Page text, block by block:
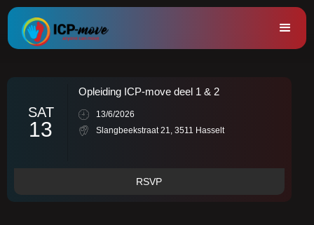
SAT
13
Opleiding ICP-move deel 1 & 2
13/6/2026
Slangbeekstraat 21, 3511 Hasselt
RSVP